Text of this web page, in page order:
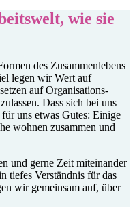
wie sie
des Zusammenlebens
legen wir Wert auf
auf Organisations-
Dass sich bei uns
uns etwas Gutes: Einige
wohnen zusammen und
und gerne Zeit miteinander
tiefes Verständnis für das
wir gemeinsam auf, über